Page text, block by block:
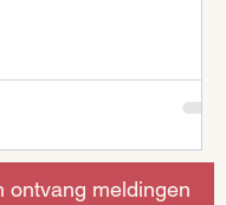
ontvang meldingen